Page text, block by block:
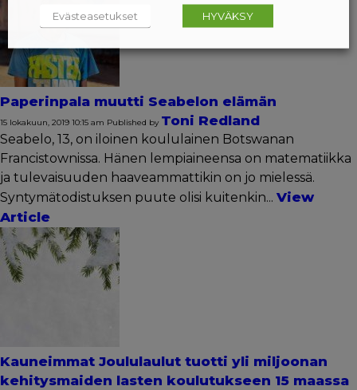
Paperinpala muutti Seabelon elämän
15 lokakuun, 2019 10:15 am Published by Toni Redland
Seabelo, 13, on iloinen koululainen Botswanan
Francistownissa. Hänen lempiaineensa on matematiikka
ja tulevaisuuden haaveammattikin on jo mielessä.
Syntymätodistuksen puute olisi kuitenkin... View
Article
Kauneimmat Joululaulut tuotti yli miljoonan
kehitysmaiden lasten koulutukseen 15 maassa
Evästeasetukset HYVÄKSY